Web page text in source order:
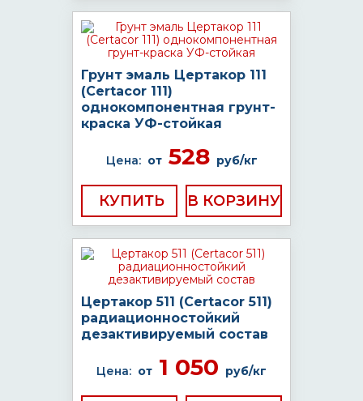
Грунт эмаль Цертакор 111
(Certacor 111)
однокомпонентная грунт-
краска УФ-стойкая
Цена: от528 руб/кг
КУПИТЬ
Цертакор 511 (Certacor 511)
радиационностойкий
дезактивируемый состав
Цена: от 1 050 руб/кг